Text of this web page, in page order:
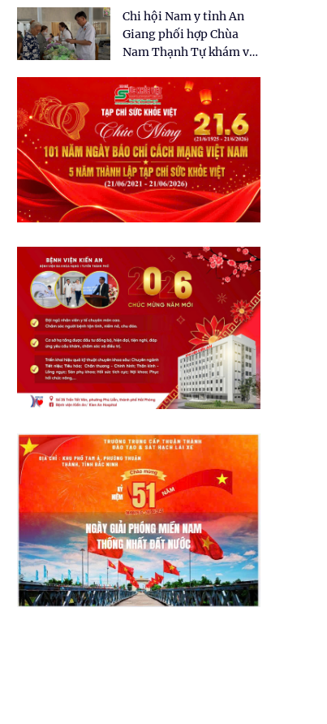
dân tại xã Tân Tập
Chi hội Nam y tỉnh An
Giang phối hợp Chùa
Nam Thạnh Tự khám và
nhân dân